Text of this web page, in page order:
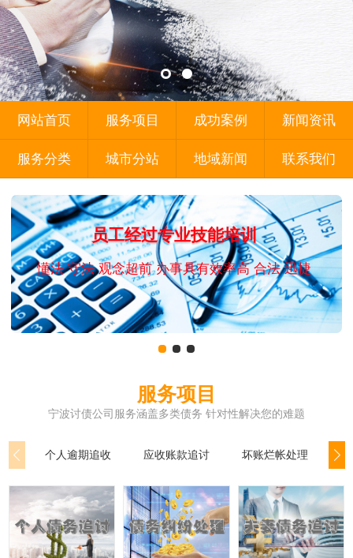
网站首页 服务项目 成功案例 新闻资讯
服务分类 城市分站 地域新闻 联系我们
员工经过专业技能培训
懂法 守法 观念超前 办事具有效率高 合法 迅捷
服务项目
宁波讨债公司服务涵盖多类债务 针对性解决您的难题
个人逾期追收 应收账款追讨 坏账烂帐处理